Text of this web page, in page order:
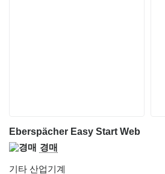
Eberspächer Easy Start Web
경매
기타 산업기계